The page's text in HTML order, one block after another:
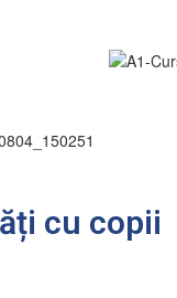
cu copii